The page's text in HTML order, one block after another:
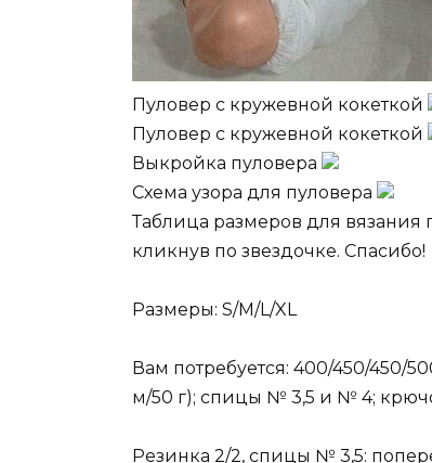
Пуловер с кружевной кокеткой
Пуловер с кружевной кокеткой
Выкройка пуловера
Схема узора для пуловера
Таблица размеров для вязания
кликнув по звездочке. Спасибо!
Размеры: S/M/L/XL
Вам потребуется: 400/450/450/
м/50 г); спицы № 3,5 и № 4;
Резинка 2/2, спицы № 3,5: